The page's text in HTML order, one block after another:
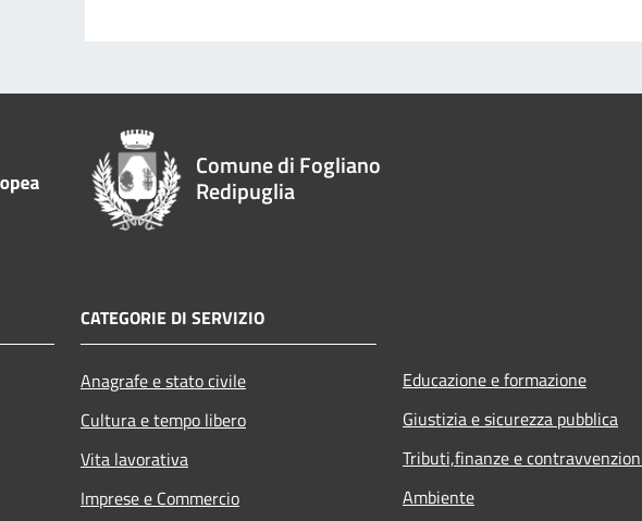
Comune di Fogliano
Redipuglia
CATEGORIE DI SERVIZIO
Anagrafe e stato civile
Cultura e tempo libero
Vita lavorativa
Imprese e Commercio
Educazione e formazione
Giustizia e sicurezza pubblica
Tributi,finanze e
Ambiente